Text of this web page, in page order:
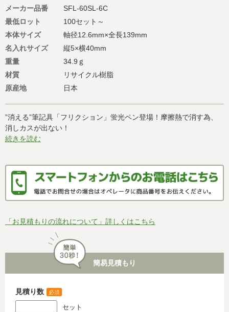
メーカー品番
SFL-60SL-6C
最低ロット
100セット～
本体サイズ
軸径12.6mm×全長139mm
名入れサイズ
縦5×横40mm
重量
34.9ｇ
材質
リサイクル樹脂
原産地
日本
”消える”筆記具「フリクション」蛍光ペン登場！摩擦熱で消す為、
消しカスが出ない！
続きを読む
「お見積もりの流れについて」詳しくはこちら
簡易見積もり
見積り数 必須
セット